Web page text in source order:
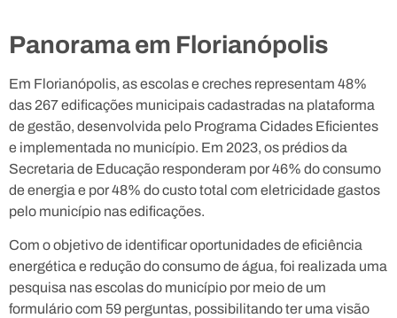
Panorama em Florianópolis
Em Florianópolis, as escolas e creches representam 48%
das 267 edificações municipais cadastradas na plataforma
de gestão, desenvolvida pelo Programa Cidades Eficientes
e implementada no município. Em 2023, os prédios da
Secretaria de Educação responderam por 46% do consumo
de energia e por 48% do custo total com eletricidade gastos
pelo município nas edificações.
Com o objetivo de identificar oportunidades de eficiência
energética e redução do consumo de água, foi realizada uma
pesquisa nas escolas do município por meio de um
formulário com 59 perguntas, possibilitando ter uma visão